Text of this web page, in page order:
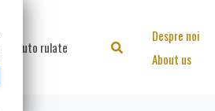
Auto rulate Search
Despre noi
About us